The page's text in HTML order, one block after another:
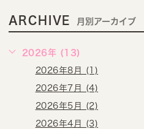
ARCHIVE 月別アーカイブ
2026年 (13)
2026年8月 (1)
2026年7月 (4)
2026年5月 (2)
2026年4月 (3)